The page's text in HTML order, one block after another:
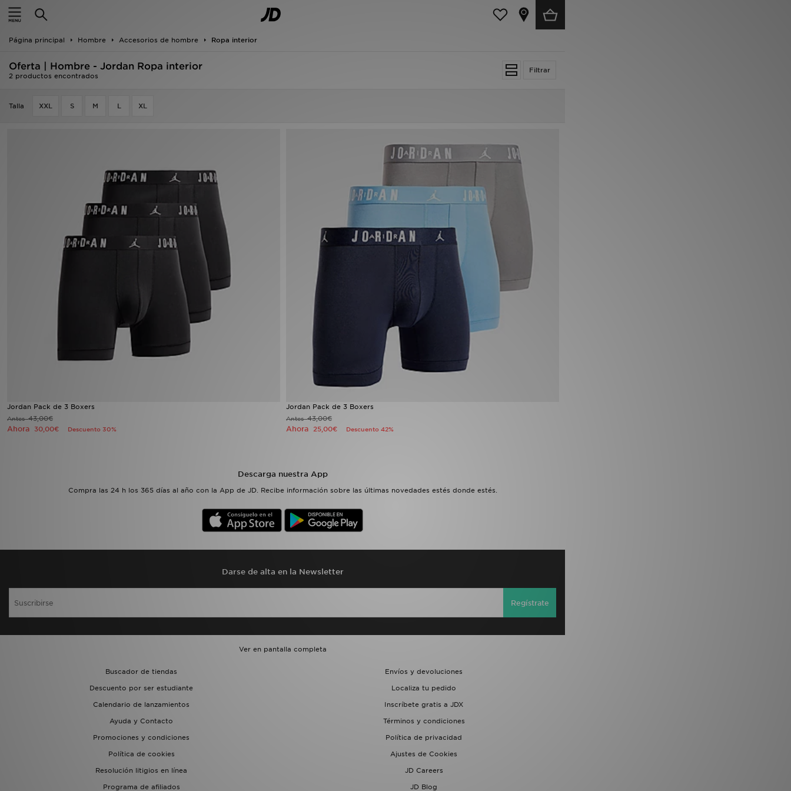
Página principal Hombre Accesorios de hombre Ropa interior
Filtrar
Oferta | Hombre - Jordan Ropa interior
2 productos encontrados
Talla XXL S M L XL
Jordan Pack de 3 Boxers
Antes43,00€
Ahora 30,00€ Descuento 30%
Jordan Pack de 3 Boxers
Antes43,00€
Ahora 25,00€ Descuento 42%
Descarga nuestra App
Compra las 24 h los 365 días al año con la App de JD. Recibe información sobre las últimas novedades estés donde estés.
Darse de alta en la Newsletter
Regístrate
Ver en pantalla completa
Buscador de tiendas
Envíos y devoluciones
Descuento por ser estudiante
Localiza tu pedido
Calendario de lanzamientos
Inscríbete gratis a JDX
Ayuda y Contacto
Términos y condiciones
Promociones y condiciones
Política de privacidad
Política de cookies
Ajustes de Cookies
Resolución litigios en línea
JD Careers
Programa de afiliados
JD Blog
Hombre
Mujer
Niños
TARJETA REGALO